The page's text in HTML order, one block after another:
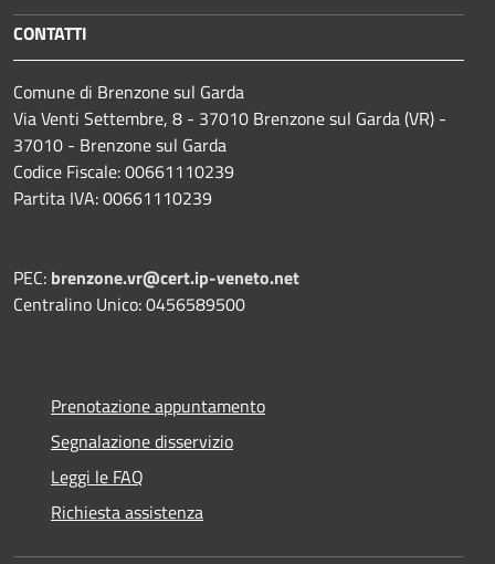
CONTATTI
Comune di Brenzone sul Garda
Via Venti Settembre, 8 - 37010 Brenzone sul Garda (VR) -
37010 - Brenzone sul Garda
Codice Fiscale: 00661110239
Partita IVA: 00661110239
PEC: brenzone.vr@cert.ip-veneto.net
Centralino Unico: 0456589500
Prenotazione appuntamento
Segnalazione disservizio
Leggi le FAQ
Richiesta assistenza